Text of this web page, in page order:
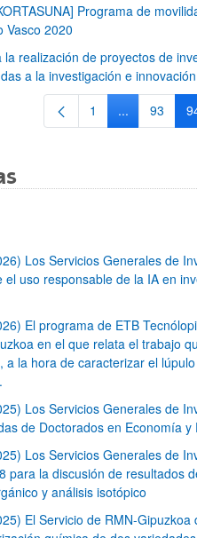
Programa de
Vasco 2020
la realización de proyectos de
a la investigación e
Página
1 ...Páginas
93
Los Servicios Generales de
el uso responsable de la IA en
El programa de ETB
en el que relata el trabajo
a la hora de caracterizar el
Los Servicios Generales de
de Doctorados en Economía y
Los Servicios Generales de
para la discusión de resultados
y análisis isotópico
El Servicio de RMN-